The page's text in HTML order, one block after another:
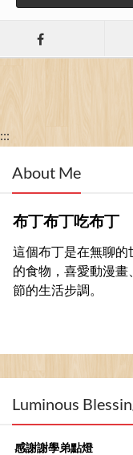
:::
About Me
布丁布丁吃布丁
這個布丁是在無聊的
的食物，喜愛動漫
節的生活步調。
Luminous
感謝謝學弟點燈